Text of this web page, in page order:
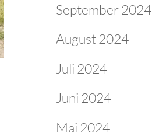
September 2024
August 2024
Juli 2024
Juni 2024
Mai 2024